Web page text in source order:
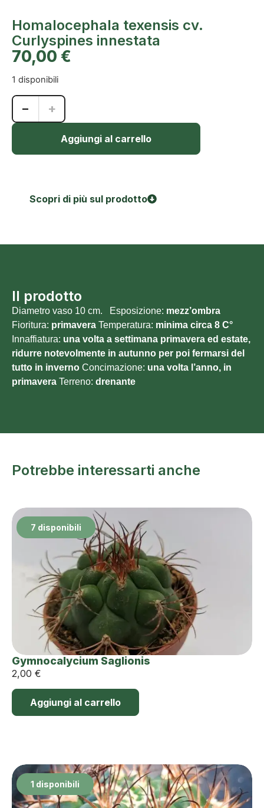
Homalocephala texensis cv.
Curlyspines innestata
70,00 €
1 disponibili
− +
Aggiungi al carrello
Scopri di più sul prodotto
Il prodotto
Diametro vaso 10 cm. Esposizione: mezz’ombra
Fioritura: primavera Temperatura: minima circa 8 C°
Innaffiatura: una volta a settimana primavera ed estate,
ridurre notevolmente in autunno per poi fermarsi del
tutto in inverno Concimazione: una volta l’anno, in
primavera Terreno: drenante
Potrebbe interessarti anche
7 disponibili
Gymnocalycium Saglionis
2,00 €
Aggiungi al carrello
1 disponibili